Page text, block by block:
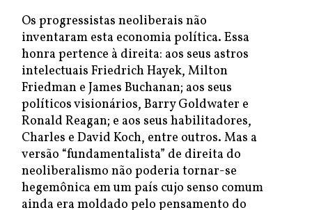
Os progressistas neoliberais não
inventaram esta economia política. Essa
honra pertence à direita: aos seus astros
intelectuais Friedrich Hayek, Milton
Friedman e James Buchanan; aos seus
políticos visionários, Barry Goldwater e
Ronald Reagan; e aos seus habilitadores,
Charles e David Koch, entre outros. Mas a
versão “fundamentalista” de direita do
neoliberalismo não poderia tornar-se
hegemônica em um país cujo senso comum
ainda era moldado pelo pensamento do